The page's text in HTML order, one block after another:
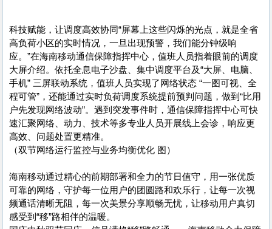
科技赋能，让调度高效协同“屏幕上这些闪烁的光点，就是全省
高负荷小区的实时情况，一旦出现预警，我们能分钟级响
应。”在海南移动通信保障指挥中心，值班人员指着眼前的调度
大屏介绍。依托全息电子沙盘、集中调度平台及“大屏、电脑、
手机” 三屏联动系统，值班人员实现了网络状态 “一图可视、全
程可管”，还能通过实时负荷调度系统提前预判问题，做到“比用
户先发现网络波动”。遇到突发事件时，通信保障指挥中心可快
速汇聚网络、动力、技术等多专业人员开展线上会诊，响应更
高效、问题处置更精准。
（双节网络运行监控与业务均衡优化 图）
海南移动通过精心的前期部署和全力的节日值守，用一张优质
可靠的网络，守护每一位用户的团圆路和欢乐行，让每一次视
频通话清晰无阻，每一次美景分享顺畅无忧，让移动用户真切
感受到“移”路相伴的温暖。